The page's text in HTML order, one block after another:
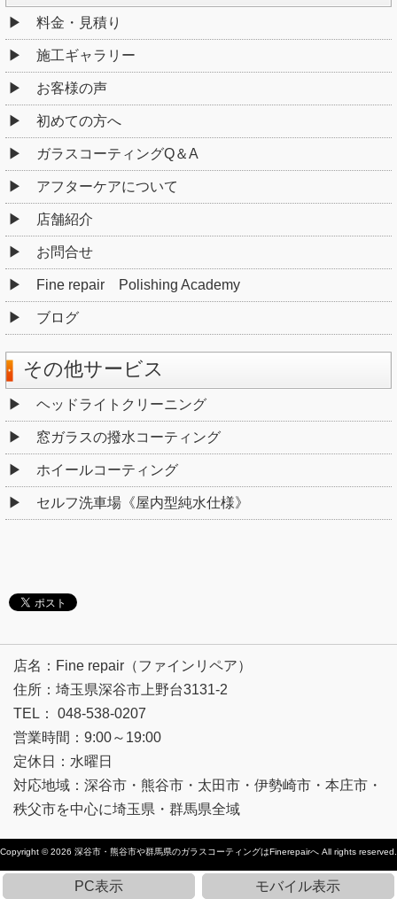
料金・見積り
施工ギャラリー
お客様の声
初めての方へ
ガラスコーティングQ＆A
アフターケアについて
店舗紹介
お問合せ
Fine repair Polishing Academy
ブログ
その他サービス
ヘッドライトクリーニング
窓ガラスの撥水コーティング
ホイールコーティング
セルフ洗車場《屋内型純水仕様》
店名：Fine repair（ファインリペア）
住所：埼玉県深谷市上野台3131-2
TEL： 048-538-0207
営業時間：9:00～19:00
定休日：水曜日
対応地域：深谷市・熊谷市・太田市・伊勢崎市・本庄市・
秩父市を中心に埼玉県・群馬県全域
Copyright © 2026 深谷市・熊谷市や群馬県のガラスコーティングはFinerepairへ All rights reserved.
PC表示 モバイル表示